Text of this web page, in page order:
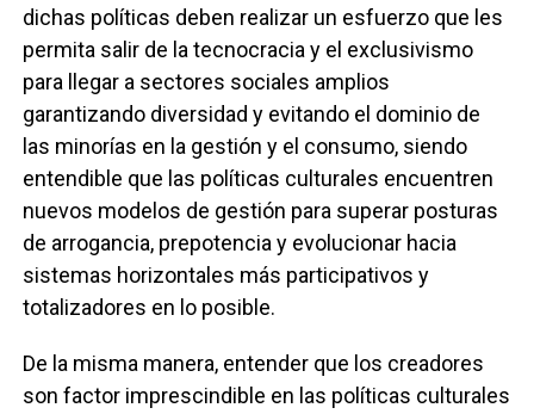
dichas políticas deben realizar un esfuerzo que les
permita salir de la tecnocracia y el exclusivismo
para llegar a sectores sociales amplios
garantizando diversidad y evitando el dominio de
las minorías en la gestión y el consumo, siendo
entendible que las políticas culturales encuentren
nuevos modelos de gestión para superar posturas
de arrogancia, prepotencia y evolucionar hacia
sistemas horizontales más participativos y
totalizadores en lo posible.
De la misma manera, entender que los creadores
son factor imprescindible en las políticas culturales